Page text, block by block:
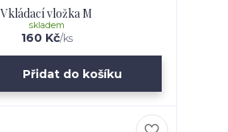
Vkládací vložka M
160 Kč/ks
skladem
Přidat do košíku